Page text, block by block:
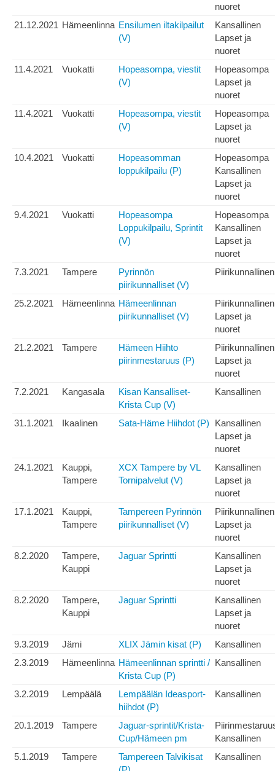
nuoret
21.12.2021 Hämeenlinna Ensilumen iltakilpailut
(V)
Kansallinen
Lapset ja
nuoret
11.4.2021
Vuokatti
Hopeasompa, viestit
(V)
Hopeasompa
Lapset ja
nuoret
11.4.2021
Vuokatti
Hopeasompa, viestit
(V)
Hopeasompa
Lapset ja
nuoret
10.4.2021
Vuokatti
Hopeasomman
loppukilpailu (P)
Hopeasompa
Kansallinen
Lapset ja
nuoret
9.4.2021
Vuokatti
Hopeasompa
Loppukilpailu, Sprintit
(V)
Hopeasompa
Kansallinen
Lapset ja
nuoret
7.3.2021
Tampere
Pyrinnön
piirikunnalliset (V)
Piirikunnallinen
25.2.2021 Hämeenlinna Hämeenlinnan
piirikunnalliset (V)
Piirikunnallinen
Lapset ja
nuoret
21.2.2021
Tampere
Hämeen Hiihto
piirinmestaruus (P)
Piirikunnallinen
Lapset ja
nuoret
7.2.2021
Kangasala
Kisan Kansalliset-
Krista Cup (V)
Kansallinen
31.1.2021 Ikaalinen Sata-Häme Hiihdot (P)
Kansallinen
Lapset ja
nuoret
24.1.2021
Kauppi,
Tampere
XCX Tampere by VL
Tornipalvelut (V)
Kansallinen
Lapset ja
nuoret
17.1.2021
Kauppi,
Tampere
Tampereen Pyrinnön
piirikunnalliset (V)
Piirikunnallinen
Lapset ja
nuoret
8.2.2020
Tampere,
Kauppi
Jaguar Sprintti
Kansallinen
Lapset ja
nuoret
8.2.2020
Tampere,
Kauppi
Jaguar Sprintti
Kansallinen
Lapset ja
nuoret
9.3.2019
Jämi XLIX Jämin kisat (P)
Kansallinen
2.3.2019
Hämeenlinna Hämeenlinnan sprintti /
Krista Cup (P)
Kansallinen
3.2.2019 Lempäälä
Lempäälän Ideasport-
hiihdot (P)
Kansallinen
20.1.2019 Tampere
Jaguar-sprintit/Krista-
Cup/Hämeen pm
Kansallinen
5.1.2019
Tampere
Tampereen Talvikisat
Kansallinen